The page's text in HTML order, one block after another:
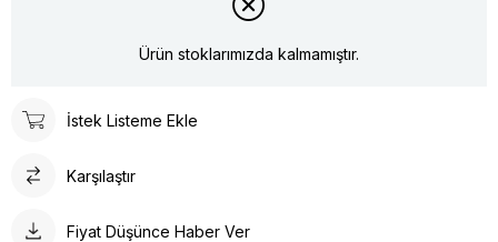
Ürün stoklarımızda kalmamıştır.
İstek Listeme Ekle
Karşılaştır
Fiyat Düşünce Haber Ver